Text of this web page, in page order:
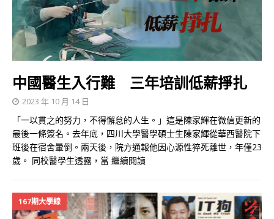
中國醫生入行難 三年培訓低薪掙扎
2023 年 10 月 14 日
「一以貫之的努力，不得懈怠的人生。」這是陳家輝在微信更新的
最後一條簽名。去年底，四川大學醫學碩士生陳家輝從華西醫院下
班後在宿舍暈倒。兩天後，院方通報他因心源性猝死離世，年僅23
歲。 同校醫學生透露，當 繼續閱讀
167期大學線